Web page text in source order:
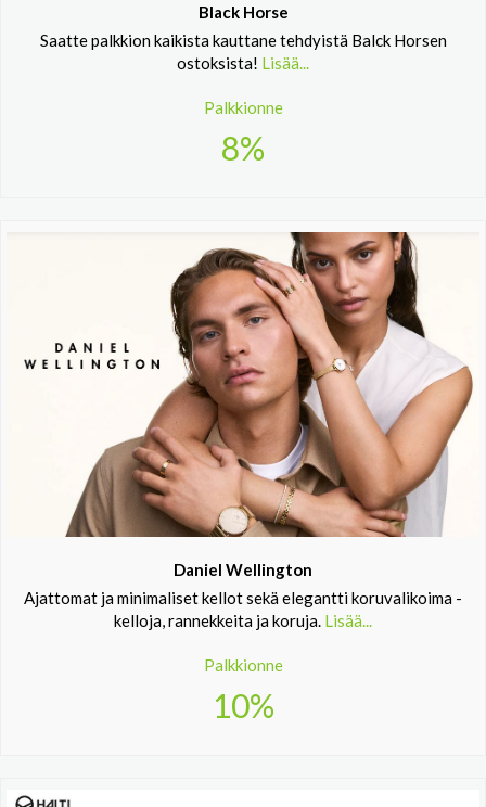
Black Horse
Saatte palkkion kaikista kauttane tehdyistä Balck Horsen
ostoksista! Lisää...
Palkkionne
8%
Daniel Wellington
Ajattomat ja minimaliset kellot sekä elegantti koruvalikoima -
kelloja, rannekkeita ja koruja. Lisää...
Palkkionne
10%